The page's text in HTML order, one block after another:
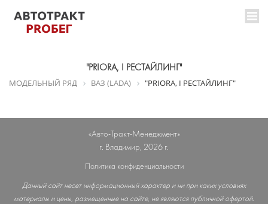
"PRIORA, I РЕСТАЙЛИНГ"
МОДЕЛЬНЫЙ РЯД ВАЗ (LADA) "PRIORA, I РЕСТАЙЛИНГ"
«Авто-Тракт-Менеджмент»
г. Владимир, 2026 г.
Политика конфиденциальности
Данный сайт несет информационный характер и ни при каких условиях
материалы и цены, размещенные на сайте, не являются публичной офертой.